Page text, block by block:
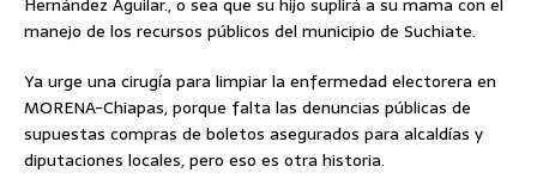
manejo de los recursos públicos del municipio de Suchiate.
Ya urge una cirugía para limpiar la enfermedad electorera en
MORENA-Chiapas, porque falta las denuncias públicas de
supuestas compras de boletos asegurados para alcaldías y
diputaciones locales, pero eso es otra historia.